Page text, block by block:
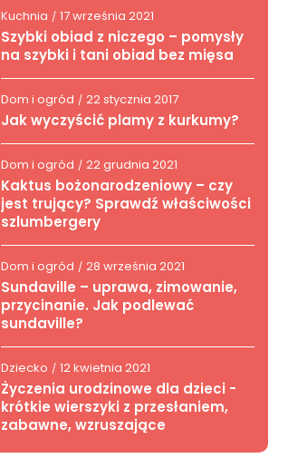
Kuchnia / 17 września 2021
Szybki obiad z niczego – pomysły
na szybki i tani obiad bez mięsa
Dom i ogród / 22 stycznia 2017
Jak wyczyścić plamy z kurkumy?
Dom i ogród / 22 grudnia 2021
Kaktus bożonarodzeniowy – czy
jest trujący? Sprawdź właściwości
szlumbergery
Dom i ogród / 28 września 2021
Sundaville – uprawa, zimowanie,
przycinanie. Jak podlewać
sundaville?
Dziecko / 12 kwietnia 2021
Życzenia urodzinowe dla dzieci -
krótkie wierszyki z przesłaniem,
zabawne, wzruszające